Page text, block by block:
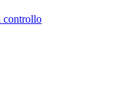
controllo